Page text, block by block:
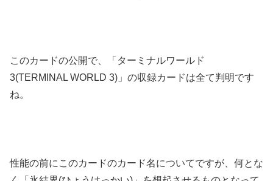
このカードの公開で、「ターミナルワールド
3(TERMINAL WORLD 3)」の収録カードは全て判明です
ね。
性能の前にこのカードのカード名についてですが、何とな